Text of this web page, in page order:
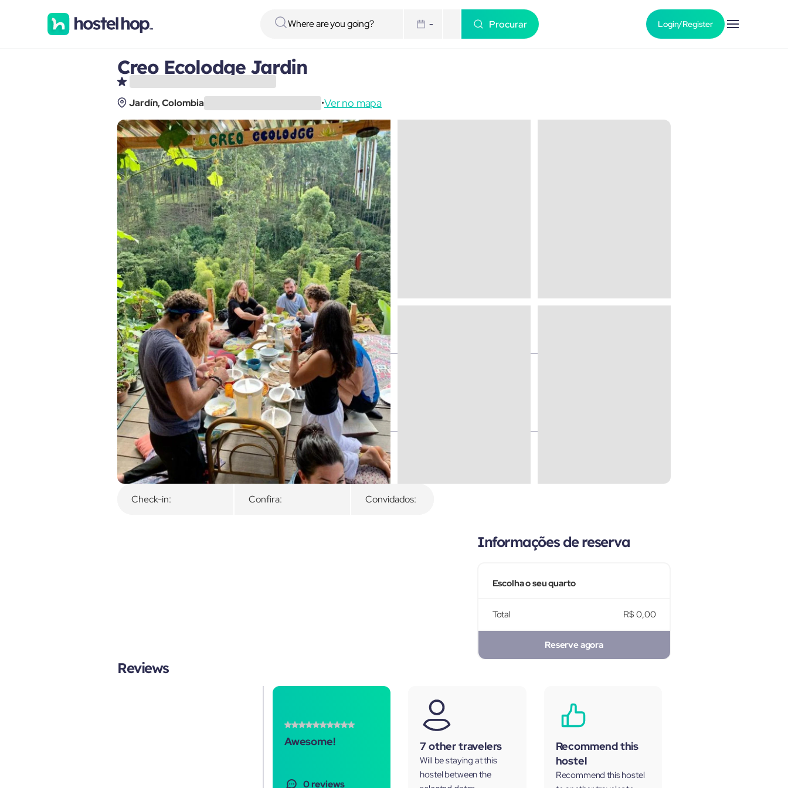
- Procurar Login/Register
Creo Ecolodge Jardin
Jardín, Colombia •Ver no mapa
Visão geral
Quartos disponíveis
Check-in: Confira: Convidados:
Informações de reserva
Escolha o seu quarto
Total R$ 0,00
Reserve agora
Reviews
Awesome!
0 reviews
7 other travelers
Will be staying at this
hostel between the
Recommend this
hostel
Recommend this hostel